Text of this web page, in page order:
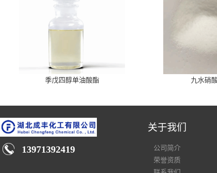
季戊四醇单油酸酯 九水硝
13971392419
关于我们
公司简介
荣誉资质